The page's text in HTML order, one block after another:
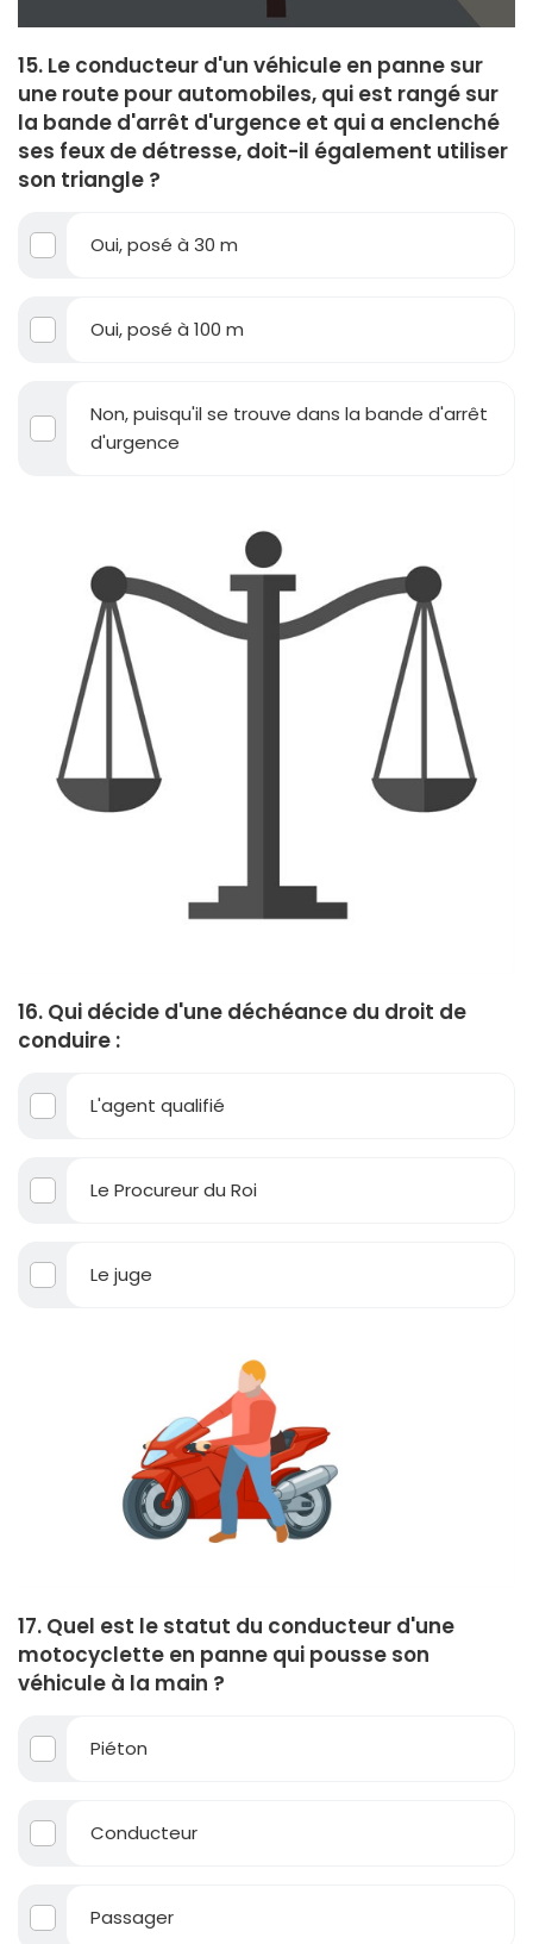
15. Le conducteur d'un véhicule en panne sur
une route pour automobiles, qui est rangé sur
la bande d'arrêt d'urgence et qui a enclenché
ses feux de détresse, doit-il également utiliser
son triangle ?
Oui, posé à 30 m
Oui, posé à 100 m
Non, puisqu'il se trouve dans la bande d'arrêt
d'urgence
16. Qui décide d'une déchéance du droit de
conduire :
L'agent qualifié
Le Procureur du Roi
Le juge
17. Quel est le statut du conducteur d'une
motocyclette en panne qui pousse son
véhicule à la main ?
Piéton
Conducteur
Passager